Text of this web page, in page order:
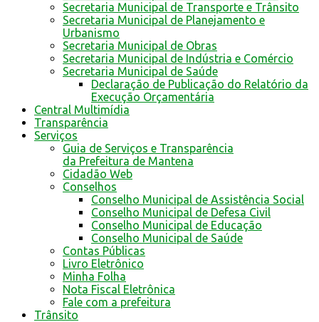
Secretaria Municipal de Transporte e Trânsito
Secretaria Municipal de Planejamento e
Urbanismo
Secretaria Municipal de Obras
Secretaria Municipal de Indústria e Comércio
Secretaria Municipal de Saúde
Declaração de Publicação do Relatório da
Execução Orçamentária
Central Multimídia
Transparência
Serviços
Guia de Serviços e Transparência
da Prefeitura de Mantena
Cidadão Web
Conselhos
Conselho Municipal de Assistência Social
Conselho Municipal de Defesa Civil
Conselho Municipal de Educação
Conselho Municipal de Saúde
Contas Públicas
Livro Eletrônico
Minha Folha
Nota Fiscal Eletrônica
Fale com a prefeitura
Trânsito